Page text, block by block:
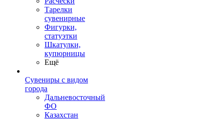
Тарелки
сувенирные
Фигурки,
статуэтки
Шкатулки,
купюрницы
Ещё
Сувениры с видом
города
Дальневосточный
ФО
Казахстан